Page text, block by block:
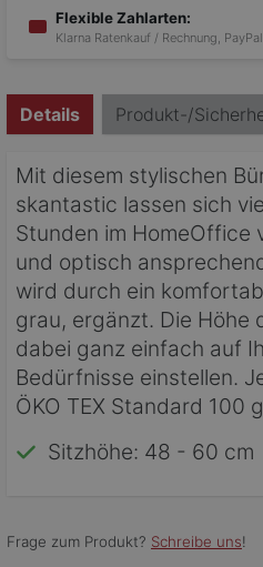
Flexible Zahlarten:
Klarna Ratenkauf / Rechnung,
Details Produkt-/
Mit diesem stylischen
skantastic lassen sich
Stunden im HomeOffice
und optisch
wird durch ein
grau, ergänzt. Die Höhe
dabei ganz einfach auf
Bedürfnisse einstellen.
ÖKO TEX Standard 100
Sitzhöhe: 48 - 60 cm
Frage zum Produkt? Schreibe uns!